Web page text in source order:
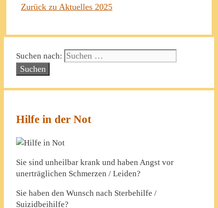
Zurück zu Aktuelles 2025
Suchen nach:
Hilfe in der Not
Sie sind unheilbar krank und haben Angst vor
unerträglichen Schmerzen / Leiden?
Sie haben den Wunsch nach Sterbehilfe /
Suizidbeihilfe?